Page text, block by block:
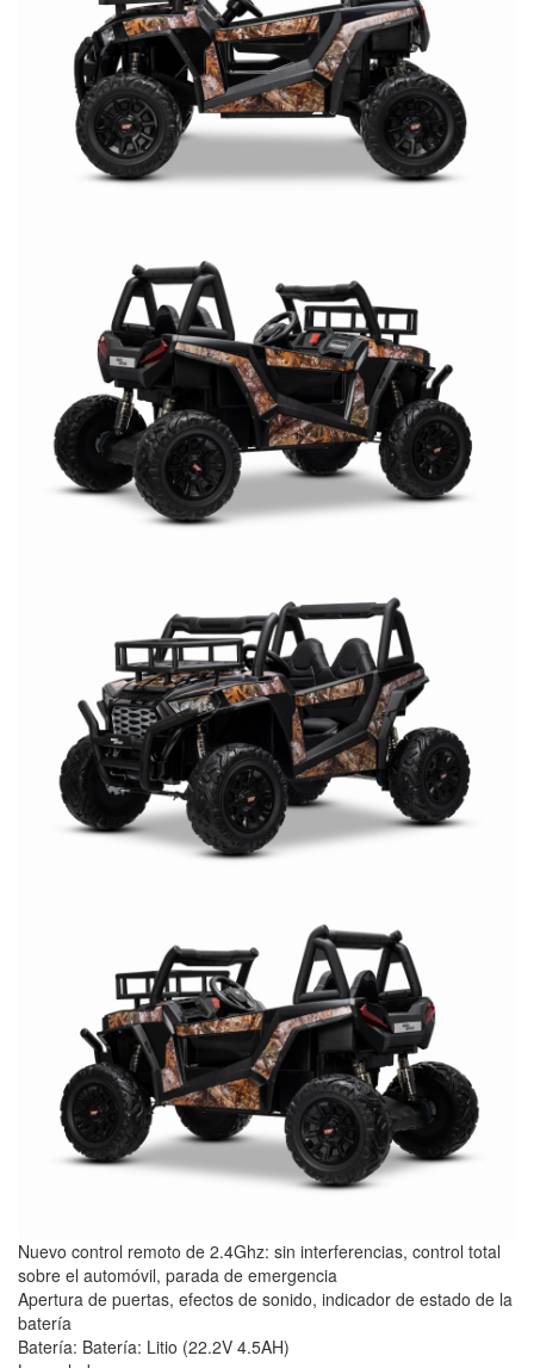
Nuevo control remoto de 2.4Ghz: sin interferencias, control total
sobre el automóvil, parada de emergencia
Apertura de puertas, efectos de sonido, indicador de estado de la
batería
Batería: Batería: Litio (22.2V 4.5AH)